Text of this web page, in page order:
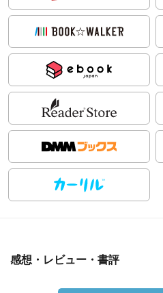
感想・レビュー・書評